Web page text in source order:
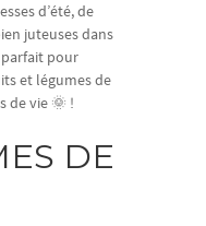
d’été, de
juteuses dans
parfait pour
et légumes de
de vie 🌞 !
DE